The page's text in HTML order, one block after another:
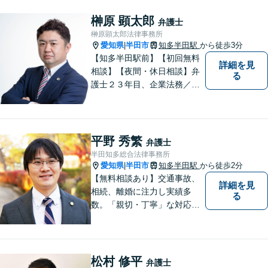
ています。 暮らしのトラブ
ル、まずはご相談ください。
榊原 顕太郎 弁護士
榊原顕太郎法律事務所
愛知県|半田市 知多半田駅 から徒歩3分
【知多半田駅前】【初回無料
相談】【夜間・休日相談】弁
護士２３年目、企業法務／交
護士が、事業経営を強力サポ
ートいたします！【ネット予
約可】【駐車場あり】【見積
無料】
詳細を見
る
平野 秀繁 弁護士
半田知多総合法律事務所
愛知県|半田市 知多半田駅 から徒歩2分
【無料相談あり】交通事故、
相続、離婚に注力し実績多
数。「親切・丁寧」な対応
詳細を見
る
松村 修平 弁護士